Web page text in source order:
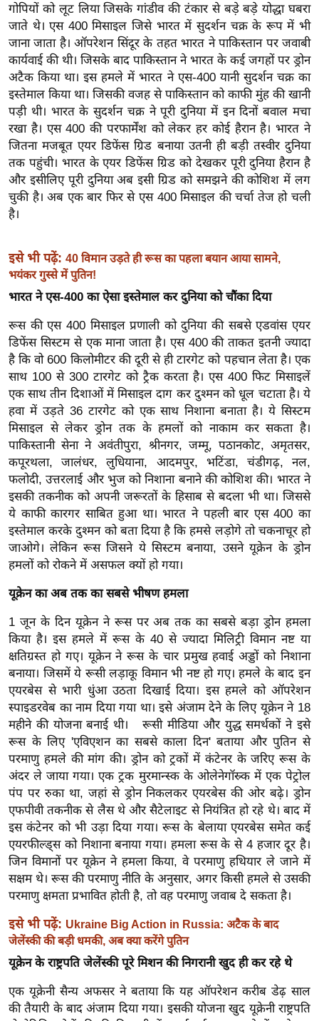
सा
ल
श
ख्सि
य
त
यं
ग
इं
डि
या
त्य
ज
ग
ऑ
टो
व
र्ल्ड
न्यू
ज
ब्री
फ
म
नो
रं
ज
न
ज
ग
त
बॉ
ली
वु
ड
हॉ
ली
वु
ड
फि
ल्म
स
मी
क्षा
B
r
e
a
k
i
n
गोपियों को लूट लिया जिसके गांडीव की टंकार से बड़े बड़े योद्धा घबरा
जाते थे। एस 400 मिसाइल जिसे भारत में सुदर्शन चक्र के रूप में भी
जाना जाता है। ऑपरेशन सिंदूर के तहत भारत ने पाकिस्तान पर जवाबी
कार्यवाई की थी। जिसके बाद पाकिस्तान ने भारत के कई जगहों पर ड्रोन
अटैक किया था। इस हमले में भारत ने एस-400 यानी सुदर्शन चक्र का
इस्तेमाल किया था। जिसकी वजह से पाकिस्तान को काफी मुंह की खानी
पड़ी थी। भारत के सुदर्शन चक्र ने पूरी दुनिया में इन दिनों बवाल मचा
रखा है। एस 400 की परफार्मेंश को लेकर हर कोई हैरान है। भारत ने
जितना मजबूत एयर डिफेंस ग्रिड बनाया उतनी ही बड़ी तस्वीर दुनिया
तक पहुंची। भारत के एयर डिफेंस ग्रिड को देखकर पूरी दुनिया हैरान है
और इसीलिए पूरी दुनिया अब इसी ग्रिड को समझने की कोशिश में लग
चुकी है। अब एक बार फिर से एस 400 मिसाइल की चर्चा तेज हो चली
है।
इसे भी पढ़ें: 40 विमान उड़ते ही रूस का पहला बयान आया सामने,
भयंकर गुस्से में पुतिन!
भारत ने एस-400 का ऐसा इस्तेमाल कर दुनिया को चौंका दिया
रूस की एस 400 मिसाइल प्रणाली को दुनिया की सबसे एडवांस एयर
डिफेंस सिस्टम से एक माना जाता है। एस 400 की ताकत इतनी ज्यादा
है कि वो 600 किलोमीटर की दूरी से ही टारगेट को पहचान लेता है। एक
साथ 100 से 300 टारगेट को ट्रैक करता है। एस 400 फिट मिसाइलें
एक साथ तीन दिशाओं में मिसाइल दाग कर दुश्मन को धूल चटाता है। ये
हवा में उड़ते 36 टारगेट को एक साथ निशाना बनाता है। ये सिस्टम
मिसाइल से लेकर ड्रोन तक के हमलों को नाकाम कर सकता है।
पाकिस्तानी सेना ने अवंतीपुरा, श्रीनगर, जम्मू, पठानकोट, अमृतसर,
कपूरथला, जालंधर, लुधियाना, आदमपुर, भटिंडा, चंडीगढ़, नल,
फलोदी, उत्तरलाई और भुज को निशाना बनाने की कोशिश की। भारत ने
इसकी तकनीक को अपनी जरूरतों के हिसाब से बदला भी था। जिससे
ये काफी कारगर साबित हुआ था। भारत ने पहली बार एस 400 का
इस्तेमाल करके दुश्मन को बता दिया है कि हमसे लड़ोगे तो चकनाचूर हो
जाओगे। लेकिन रूस जिसने ये सिस्टम बनाया, उसने यूक्रेन के ड्रोन
हमलों को रोकने में असफल क्यों हो गया।
यूक्रेन का अब तक का सबसे भीषण हमला
1 जून के दिन यूक्रेन ने रूस पर अब तक का सबसे बड़ा ड्रोन हमला
किया है। इस हमले में रूस के 40 से ज्यादा मिलिट्री विमान नष्ट या
क्षतिग्रस्त हो गए। यूक्रेन ने रूस के चार प्रमुख हवाई अड्डों को निशाना
बनाया। जिसमें ये रूसी लड़ाकू विमान भी नष्ट हो गए। हमले के बाद इन
एयरबेस से भारी धुंआ उठता दिखाई दिया। इस हमले को ऑपरेशन
स्पाइडरवेब का नाम दिया गया था। इसे अंजाम देने के लिए यूक्रेन ने 18
महीने की योजना बनाई थी। रूसी मीडिया और युद्ध समर्थकों ने इसे
रूस के लिए 'एविएशन का सबसे काला दिन' बताया और पुतिन से
परमाणु हमले की मांग की। ड्रोन को ट्रकों में कंटेनर के जरिए रूस के
अंदर ले जाया गया। एक ट्रक मुरमान्स्क के ओलेनेगॉस्र्क में एक पेट्रोल
पंप पर रुका था, जहां से ड्रोन निकलकर एयरबेस की ओर बढ़े। ड्रोन
एफपीवी तकनीक से लैस थे और सैटेलाइट से नियंत्रित हो रहे थे। बाद में
इस कंटेनर को भी उड़ा दिया गया। रूस के बेलाया एयरबेस समेत कई
एयरफील्ड्स को निशाना बनाया गया। हमला रूस के से 4 हजार दूर है।
जिन विमानों पर यूक्रेन ने हमला किया, वे परमाणु हथियार ले जाने में
सक्षम थे। रूस की परमाणु नीति के अनुसार, अगर किसी हमले से उसकी
परमाणु क्षमता प्रभावित होती है, तो वह परमाणु जवाब दे सकता है।
इसे भी पढ़ें: Ukraine Big Action in Russia: अटैक के बाद
जेलेंस्की की बड़ी धमकी, अब क्या करेंगे पुतिन
यूक्रेन के राष्ट्रपति जेलेंस्की पूरे मिशन की निगरानी खुद ही कर रहे थे
एक यूक्रेनी सैन्य अफसर ने बताया कि यह ऑपरेशन करीब डेढ़ साल
की तैयारी के बाद अंजाम दिया गया। इसकी योजना खुद यूक्रेनी राष्ट्रपति